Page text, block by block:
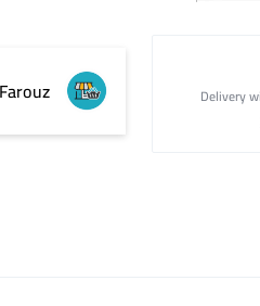
Delivery
Farouz